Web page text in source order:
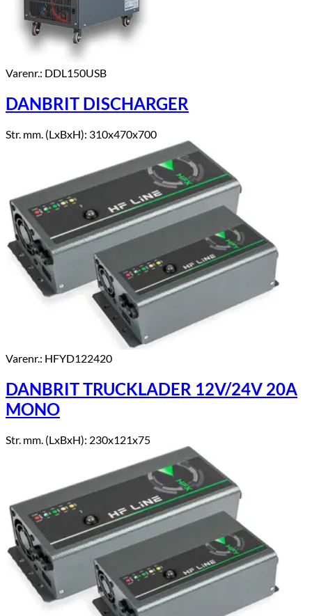
Varenr.: DDL150USB
DANBRIT DISCHARGER
Str. mm. (LxBxH): 310x470x700
Varenr.: HFYD122420
DANBRIT TRUCKLADER 12V/24V 20A
MONO
Str. mm. (LxBxH): 230x121x75